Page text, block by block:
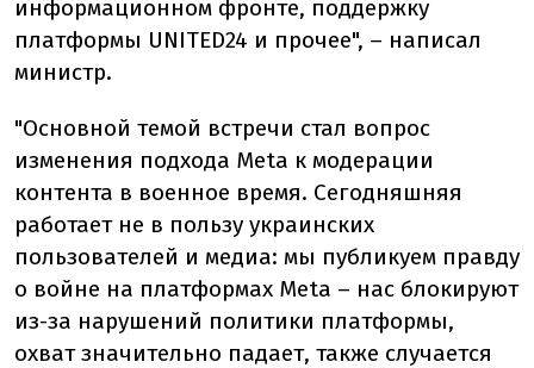
информационном фронте, поддержку
платформы UNITED24 и прочее", – написал
министр.
"Основной темой встречи стал вопрос
изменения подхода Meta к модерации
контента в военное время. Сегодняшняя
работает не в пользу украинских
пользователей и медиа: мы публикуем правду
о войне на платформах Meta – нас блокируют
из-за нарушений политики платформы,
охват значительно падает, также случается